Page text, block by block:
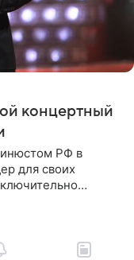
концертный
РФ в
для своих